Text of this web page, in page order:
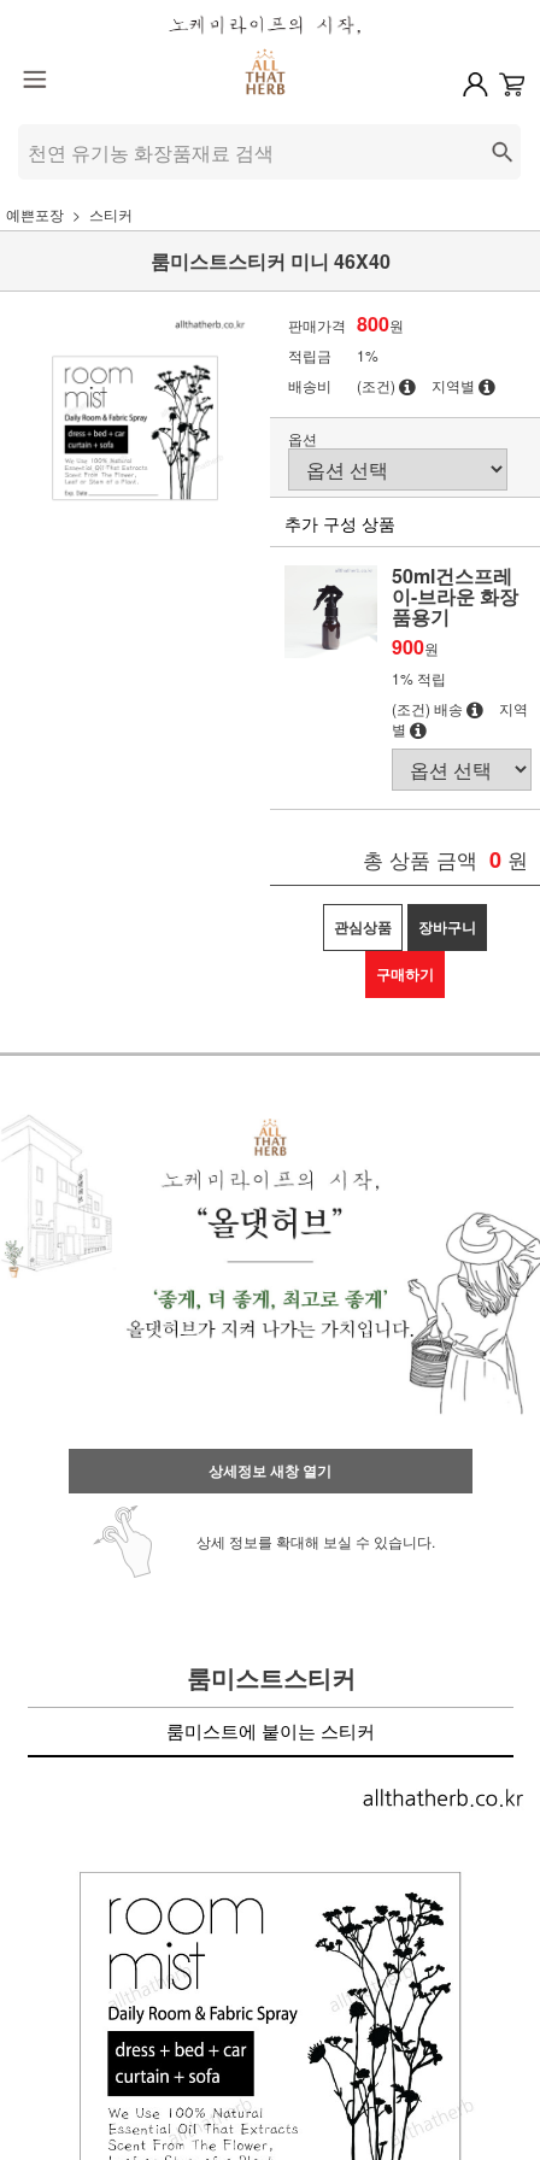
예쁜포장 스티커
룸미스트스티커 미니 46X40
판매가격 800원
적립금
1%
배송비
(조건) 지역별
옵션
추가 구성 상품
50ml건스프레
이-브라운 화장
품용기
900원
1% 적립
(조건) 배송
지역
별
총 상품 금액 0 원
관심상품 장바구니
구매하기
상세정보 새창 열기
상세 정보를 확대해 보실 수 있습니다.
룸미스트스티커
룸미스트에 붙이는 스티커